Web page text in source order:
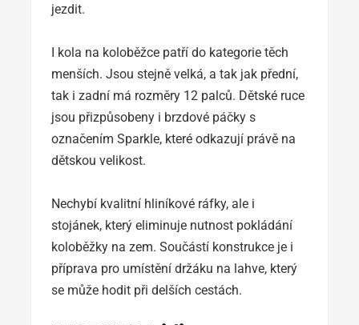
jezdit.
I kola na koloběžce patří do kategorie těch
menších. Jsou stejně velká, a tak jak přední,
tak i zadní má rozměry 12 palců. Dětské ruce
jsou přizpůsobeny i brzdové páčky s
označením Sparkle, které odkazují právě na
dětskou velikost.
Nechybí kvalitní hliníkové ráfky, ale i
stojánek, který eliminuje nutnost pokládání
koloběžky na zem. Součástí konstrukce je i
příprava pro umístění držáku na lahve, který
se může hodit při delších cestách.